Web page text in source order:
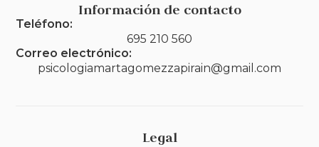
Información de contacto
Teléfono:
695 210 560
Correo electrónico:
psicologiamartagomezzapirain@gmail.com
Legal